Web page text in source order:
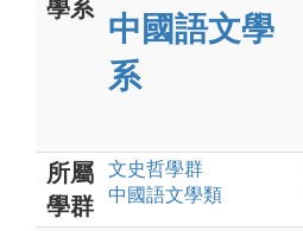
學系
中國語文學
系
所屬
學群
文史哲學群
中國語文學類